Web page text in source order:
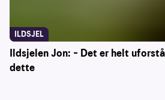
Ildsjelen Jon: – Det er helt
dette
ILDSJEL